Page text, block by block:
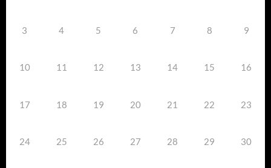
3 4 5 6 7 8 9
10 11 12 13 14 15 16
17 18 19 20 21 22 23
24 25 26 27 28 29 30